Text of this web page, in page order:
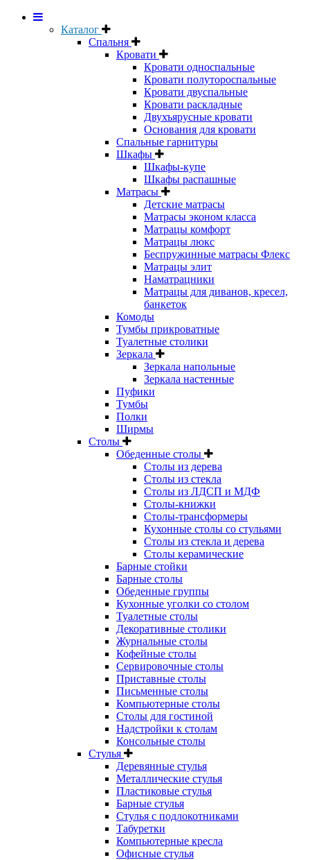
Каталог
Спальня
Кровати
Кровати односпальные
Кровати полутороспальные
Кровати двуспальные
Кровати раскладные
Двухъярусные кровати
Основания для кровати
Спальные гарнитуры
Шкафы
Шкафы-купе
Шкафы распашные
Матрасы
Детские матрасы
Матрасы эконом класса
Матрацы комфорт
Матрацы люкс
Беспружинные матрасы Флекс
Матрацы элит
Наматрацники
Матрацы для диванов, кресел,
банкеток
Комоды
Тумбы прикроватные
Туалетные столики
Зеркала
Зеркала напольные
Зеркала настенные
Пуфики
Тумбы
Полки
Ширмы
Столы
Обеденные столы
Столы из дерева
Столы из стекла
Столы из ЛДСП и МДФ
Столы-книжки
Столы-трансформеры
Кухонные столы со стульями
Столы из стекла и дерева
Столы керамические
Барные стойки
Барные столы
Обеденные группы
Кухонные уголки со столом
Туалетные столы
Декоративные столики
Журнальные столы
Кофейные столы
Сервировочные столы
Приставные столы
Письменные столы
Компьютерные столы
Столы для гостиной
Надстройки к столам
Консольные столы
Стулья
Деревянные стулья
Металлические стулья
Пластиковые стулья
Барные стулья
Стулья с подлокотниками
Табуретки
Компьютерные кресла
Офисные стулья